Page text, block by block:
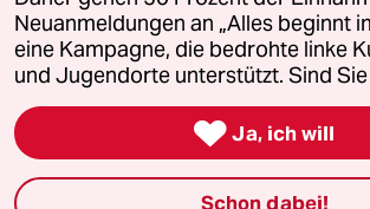
Feedback Redaktionsstatut
Leitlinie Informant Datenschutz
Seitenwende Einwilligungen widerrufen
Neuanmeldungen an „Alles beginnt
eine Kampagne, die bedrohte linke
und Jugendorte unterstützt. Sind
 Ja, ich will
Schon dabei!